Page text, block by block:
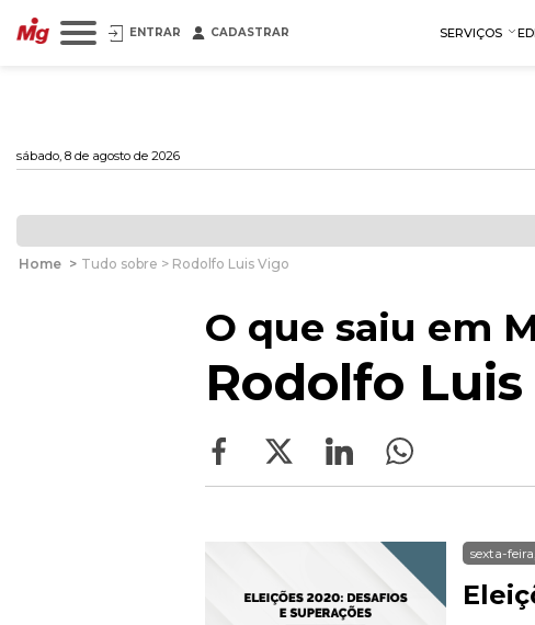
ENTRAR CADASTRAR SERVIÇOS
sábado, 8 de agosto de 2026
Home > Tudo sobre > Rodolfo Luis Vigo
O que saiu em
Rodolfo
sexta-